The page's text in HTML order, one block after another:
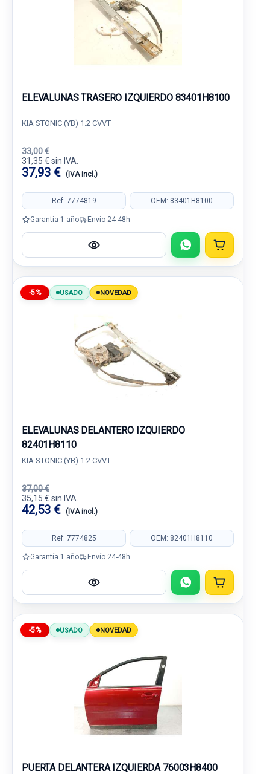
ELEVALUNAS TRASERO IZQUIERDO 83401H8100
KIA STONIC (YB) 1.2 CVVT
33,00 €
31,35 € sin IVA.
37,93 € (IVA incl.)
Ref: 7774819 OEM: 83401H8100
Garantía 1 año Envío 24-48h
-5% USADO NOVEDAD
ELEVALUNAS DELANTERO IZQUIERDO
82401H8110
KIA STONIC (YB) 1.2 CVVT
37,00 €
35,15 € sin IVA.
42,53 € (IVA incl.)
Ref: 7774825 OEM: 82401H8110
Garantía 1 año Envío 24-48h
-5% USADO NOVEDAD
PUERTA DELANTERA IZQUIERDA 76003H8400